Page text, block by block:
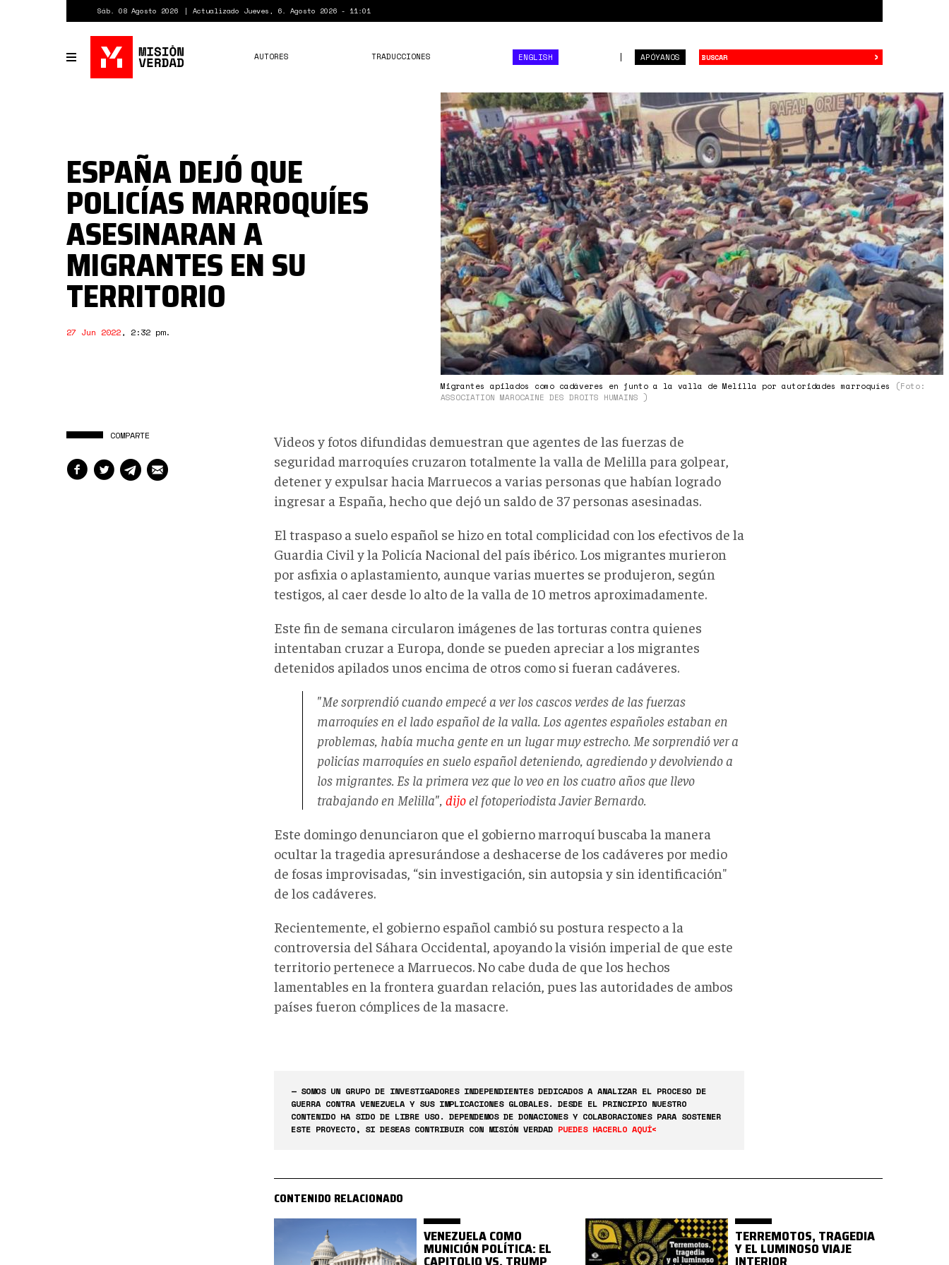
Sáb. 08 Agosto 2026 Actualizado Jueves, 6. Agosto 2026 - 11:01
Toggle
navigation
APÓYANOS
AUTORES TRADUCCIONES ENGLISH ›
images_cms-
image-
000029776.jpg
Migrantes apilados como cadáveres en junto a la valla de Melilla por autoridades marroquíes
(Foto:
ASSOCIATION MAROCAINE DES DROITS HUMAINS )
ESPAÑA DEJÓ QUE
POLICÍAS MARROQUÍES
ASESINARAN A
MIGRANTES EN SU
TERRITORIO
27 Jun 2022, 2:32 pm.
COMPARTE
Videos y fotos difundidas demuestran que agentes de las fuerzas de
seguridad marroquíes cruzaron totalmente la valla de Melilla para golpear,
detener y expulsar hacia Marruecos a varias personas que habían logrado
ingresar a España, hecho que dejó un saldo de 37 personas asesinadas.
El traspaso a suelo español se hizo en total complicidad con los efectivos de la
Guardia Civil y la Policía Nacional del país ibérico. Los migrantes murieron
por asfixia o aplastamiento, aunque varias muertes se produjeron, según
testigos, al caer desde lo alto de la valla de 10 metros aproximadamente.
Este fin de semana circularon imágenes de las torturas contra quienes
intentaban cruzar a Europa, donde se pueden apreciar a los migrantes
detenidos apilados unos encima de otros como si fueran cadáveres.
"Me sorprendió cuando empecé a ver los cascos verdes de las fuerzas
marroquíes en el lado español de la valla. Los agentes españoles estaban en
problemas, había mucha gente en un lugar muy estrecho. Me sorprendió ver a
policías marroquíes en suelo español deteniendo, agrediendo y devolviendo a
los migrantes. Es la primera vez que lo veo en los cuatro años que llevo
trabajando en Melilla", dijoel fotoperiodista Javier Bernardo.
Este domingo denunciaron que el gobierno marroquí buscaba la manera
ocultar la tragedia apresurándose a deshacerse de los cadáveres por medio
de fosas improvisadas, “sin investigación, sin autopsia y sin identificación"
de los cadáveres.
Recientemente, el gobierno español cambió su postura respecto a la
controversia del Sáhara Occidental, apoyando la visión imperial de que este
territorio pertenece a Marruecos. No cabe duda de que los hechos
lamentables en la frontera guardan relación, pues las autoridades de ambos
países fueron cómplices de la masacre.
— SOMOS UN GRUPO DE INVESTIGADORES INDEPENDIENTES DEDICADOS A ANALIZAR EL PROCESO DE
GUERRA CONTRA VENEZUELA Y SUS IMPLICACIONES GLOBALES. DESDE EL PRINCIPIO NUESTRO
CONTENIDO HA SIDO DE LIBRE USO. DEPENDEMOS DE DONACIONES Y COLABORACIONES PARA SOSTENER
ESTE PROYECTO, SI DESEAS CONTRIBUIR CON MISIÓN VERDAD PUEDES HACERLO AQUÍ<
CONTENIDO RELACIONADO
VENEZUELA COMO
MUNICIÓN POLÍTICA: EL
TERREMOTOS, TRAGEDIA
Y EL LUMINOSO VIAJE